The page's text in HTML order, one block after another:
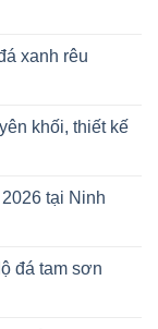
xanh rêu
khối, thiết kế
tại Ninh
đá tam sơn